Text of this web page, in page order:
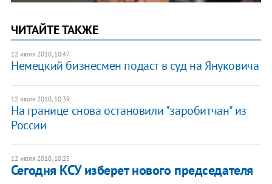
ЧИТАЙТЕ ТАКЖЕ
12 июля 2010, 10:47
Немецкий бизнесмен подаст в суд на Януковича
12 июля 2010, 10:39
На границе снова остановили "заробитчан" из
России
12 июля 2010, 10:25
Сегодня КСУ изберет нового председателя